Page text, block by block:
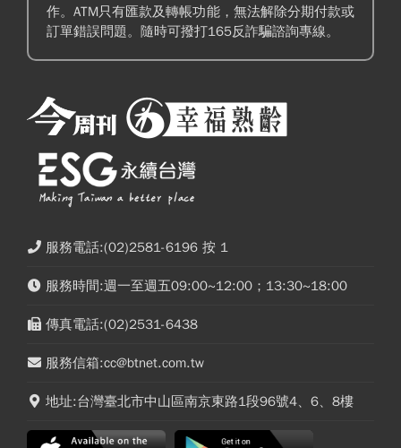
作。ATM只有匯款及轉帳功能，無法解除分期付款或
訂單錯誤問題。隨時可撥打165反詐騙諮詢專線。
服務電話:(02)2581-6196 按 1
服務時間:週一至週五09:00~12:00；13:30~18:00
傳真電話:(02)2531-6438
服務信箱:cc@btnet.com.tw
地址:台灣臺北市中山區南京東路1段96號4、6、8樓